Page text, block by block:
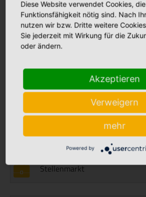
26.06.2026
Bunte Sorgenfresser gegen große Sorgen
25.06.2026
50 Jahre Herzblut für die Kinderstation:
verabschiedet
Stellenmarkt
Diese Website verwendet Cookies,
Funktionsfähigkeit nötig sind. Nach
nutzen wir bzw. Dritte weitere
Sie jederzeit mit Wirkung für die
oder ändern.
Akzeptieren
Verweigern
mehr
Powered by